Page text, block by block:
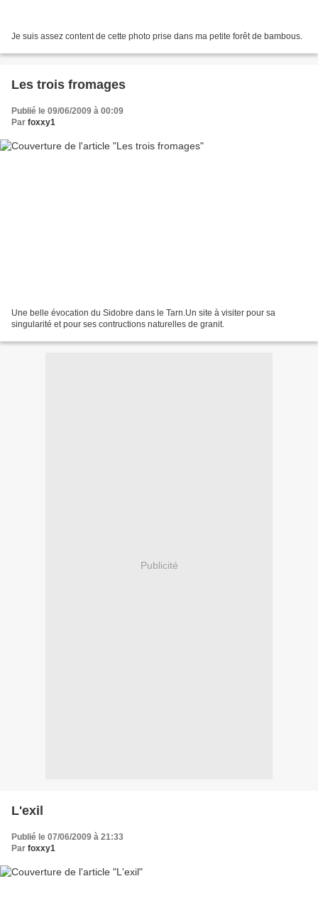
Je suis assez content de cette photo prise dans ma petite forêt de bambous.
Les trois fromages
Publié le 09/06/2009 à 00:09
Par foxxy1
Une belle évocation du Sidobre dans le Tarn.Un site à visiter pour sa
singularité et pour ses contructions naturelles de granit.
Publicité
L'exil
Publié le 07/06/2009 à 21:33
Par foxxy1